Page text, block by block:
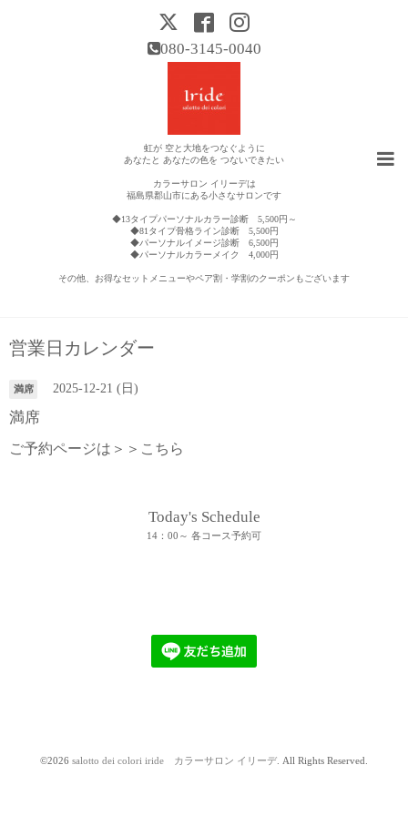
080-3145-0040
虹が 空と大地をつなぐように
あなたと あなたの色を つないできたい
カラーサロン イリーデは
福島県郡山市にある小さなサロンです
◆13タイプパーソナルカラー診断 5,500円～
◆81タイプ骨格ライン診断 5,500円
◆パーソナルイメージ診断 6,500円
◆パーソナルカラーメイク 4,000円
その他、お得なセットメニューやペア割・学割のクーポンもございます
営業日カレンダー
満席 2025-12-21 (日)
満席
ご予約ページは＞＞ こちら
Today's Schedule
14：00～ 各コース予約可
©2026 salotto dei colori iride カラーサロン イリーデ. All Rights Reserved.